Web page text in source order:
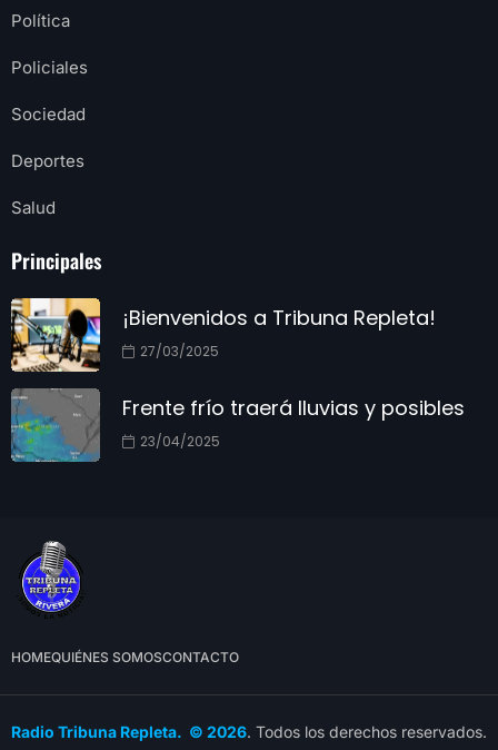
Política
Policiales
Sociedad
Deportes
Salud
Principales
¡Bienvenidos a Tribuna Repleta!
27/03/2025
Frente frío traerá lluvias y posibles
23/04/2025
HOMEQUIÉNES SOMOSCONTACTO
Radio Tribuna Repleta. © 2026. Todos los derechos reservados.